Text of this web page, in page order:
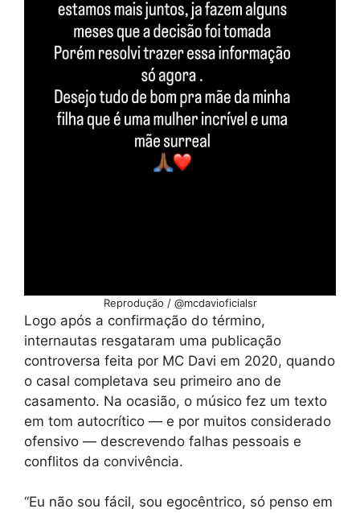
Reprodução / @mcdavioficialsr
Logo após a confirmação do término,
internautas resgataram uma publicação
controversa feita por MC Davi em 2020, quando
o casal completava seu primeiro ano de
casamento. Na ocasião, o músico fez um texto
em tom autocrítico — e por muitos considerado
ofensivo — descrevendo falhas pessoais e
conflitos da convivência.
“Eu não sou fácil, sou egocêntrico, só penso em